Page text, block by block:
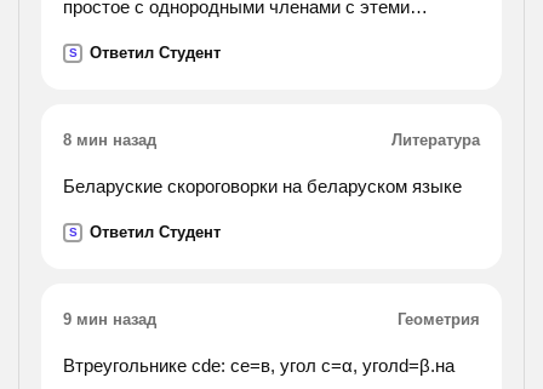
простое с однородными членами с этеми
S Ответил Студент
8 мин назад Литература
Беларуские скороговорки на беларуском языке
S Ответил Студент
9 мин назад Геометрия
Втреугольнике cde: се=в, угол с=α, уголd=β.на